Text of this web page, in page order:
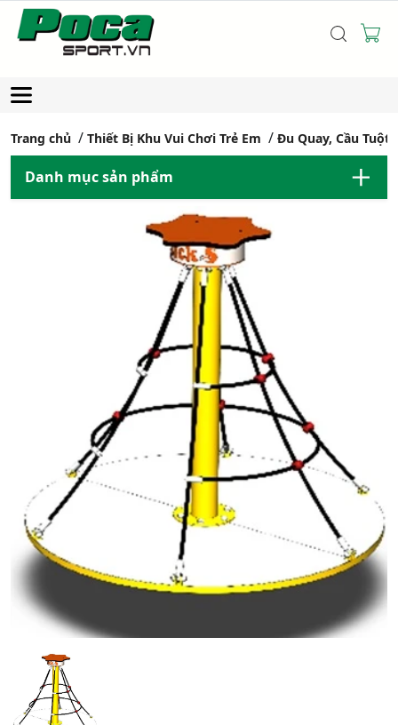
Trang chủ Thiết Bị Khu Vui Chơi Trẻ Em Đu Quay, Cầu Tuột
Danh mục sản phẩm